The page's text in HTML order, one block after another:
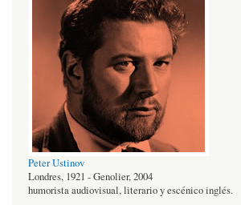
Peter Ustinov
Londres, 1921 - Genolier, 2004
humorista audiovisual, literario y escénico inglés.